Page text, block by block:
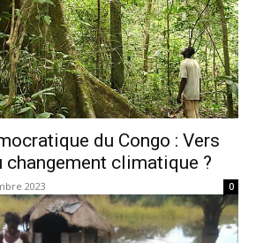
du Congo : Vers
changement climatique ?
2023 0